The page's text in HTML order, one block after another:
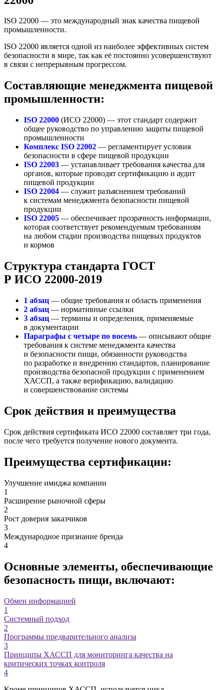
ISO 22000 — это международный знак качества пищевой
промышленности.
ISO 22000 является одной из наиболее эффективных систем
безопасности в мире, так как её постоянно усовершенствуют
в связи с непрерывным прогрессом.
Составляющие менеджмента пищевой
промышленности:
ISO 22000 (ИСО 22000) — этот стандарт содержит
общее руководство по управлению защиты пищевой
промышленности
Комплекс ISO 22002 — регламентирует условия
безопасности в сфере пищевой продукции
ISO 22003 — устанавливает требования качества для
органов, которые проводят сертификацию и аудит
пищевой продукции
ISO 22004 — служит разъяснением требований
к системам менеджмента безопасности пищевой
продукции
ISO 22005 — обеспечивает прозрачность информации,
которая соответствует рекомендуемым требованиям
на любом стадии производства пищевых продуктов
и кормов
Структура стандарта ГОСТ
Р ИСО 22000-2019
1 абзац — общие требования и область применения
2 абзац — нормативные ссылки
3 абзац — термины и определения, применяемые
в документации
Параграфы с четыре по восемь — описывают общие
требования к системе менеджмента качества
и безопасности пищи, обязанности руководства
по разработке и внедрению стандартов, планирование
производства безопасной продукции с применением
ХАССП, а также верификацию, валидацию
и совершенствование системы
Срок действия и преимущества
Срок действия сертификата ИСО 22000 составляет три года,
после чего требуется получение нового документа.
Преимущества сертификации:
Улучшение имиджа компании
1
Расширение рыночной сферы
2
Рост доверия заказчиков
3
Международное признание бренда
4
Основные элементы, обеспечивающие
безопасность пищи, включают:
Обмен информацией
1
Системный подход
2
Программы предварительного анализа
3
Принципы ХАССП для мониторинга качества на
критических точках контроля
4